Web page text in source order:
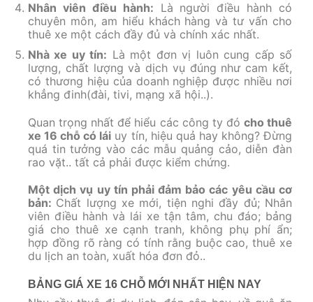
Nhân viên điều hành: Là người điều hành có
chuyên môn, am hiểu khách hàng và tư vấn cho
thuê xe một cách đầy đủ và chính xác nhất.
Nhà xe uy tín: Là một đơn vị luôn cung cấp số
lượng, chất lượng và dịch vụ đúng như cam kết,
có thương hiệu của doanh nghiệp được nhiều nơi
khẳng đinh(đài, tivi, mạng xã hội..).
Quan trọng nhất để hiểu các công ty đó cho thuê
xe 16 chỗ có lái uy tín, hiệu quả hay không? Đừng
quá tin tưởng vào các mẫu quảng cảo, diễn đàn
rao vặt.. tất cả phải được kiểm chứng.
Một dịch vụ uy tín phải đảm bảo các yêu cầu cơ
bản: Chất lượng xe mới, tiện nghi đầy đủ; Nhân
viên điều hành và lái xe tận tâm, chu đáo; bảng
giá cho thuê xe cạnh tranh, không phụ phí ẩn;
hợp đồng rõ ràng có tính rằng buộc cao, thuê xe
du lịch an toàn, xuất hóa đơn đỏ..
BẢNG GIÁ XE 16 CHỖ MỚI NHẤT HIỆN NAY